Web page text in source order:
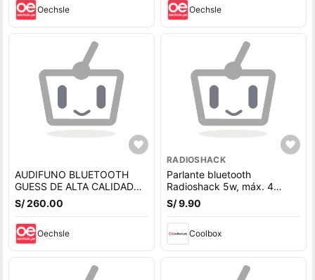
Oechsle Oechsle
AUDIFUNO BLUETOOTH
GUESS DE ALTA CALIDAD
MONOGRAFIADO NEGRO
S/ 260.00
Oechsle
RADIOSHACK
Parlante bluetooth
Radioshack 5w, máx. 4
horas, azul
S/ 9.90
Coolbox